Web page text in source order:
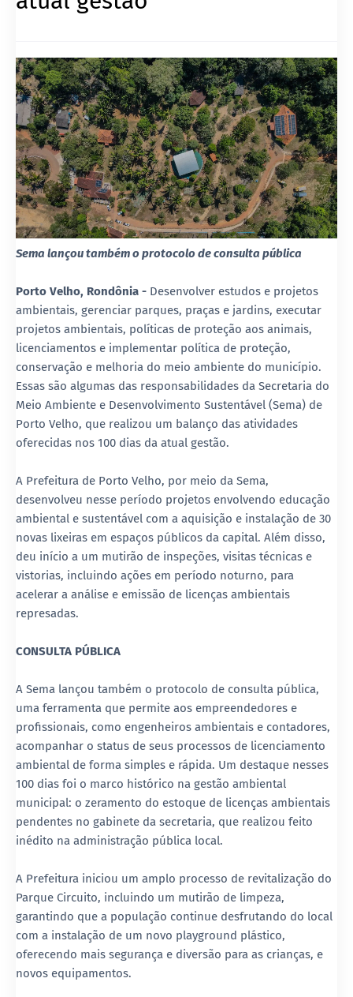
Sema lançou também o protocolo de consulta pública
Porto Velho, Rondônia - Desenvolver estudos e projetos
ambientais, gerenciar parques, praças e jardins, executar
projetos ambientais, políticas de proteção aos animais,
licenciamentos e implementar política de proteção,
conservação e melhoria do meio ambiente do município.
Essas são algumas das responsabilidades da Secretaria do
Meio Ambiente e Desenvolvimento Sustentável (Sema) de
Porto Velho, que realizou um balanço das atividades
oferecidas nos 100 dias da atual gestão.
A Prefeitura de Porto Velho, por meio da Sema,
desenvolveu nesse período projetos envolvendo educação
ambiental e sustentável com a aquisição e instalação de 30
novas lixeiras em espaços públicos da capital. Além disso,
deu início a um mutirão de inspeções, visitas técnicas e
vistorias, incluindo ações em período noturno, para
acelerar a análise e emissão de licenças ambientais
represadas.
CONSULTA PÚBLICA
A Sema lançou também o protocolo de consulta pública,
uma ferramenta que permite aos empreendedores e
profissionais, como engenheiros ambientais e contadores,
acompanhar o status de seus processos de licenciamento
ambiental de forma simples e rápida. Um destaque nesses
100 dias foi o marco histórico na gestão ambiental
municipal: o zeramento do estoque de licenças ambientais
pendentes no gabinete da secretaria, que realizou feito
inédito na administração pública local.
A Prefeitura iniciou um amplo processo de revitalização do
Parque Circuito, incluindo um mutirão de limpeza,
garantindo que a população continue desfrutando do local
com a instalação de um novo playground plástico,
oferecendo mais segurança e diversão para as crianças, e
novos equipamentos.